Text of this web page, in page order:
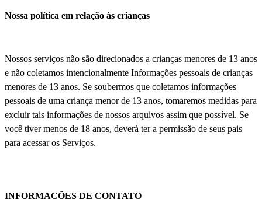
Nossa política em relação às crianças
Nossos serviços não são direcionados a crianças menores de 13 anos
e não coletamos intencionalmente Informações pessoais de crianças
menores de 13 anos. Se soubermos que coletamos informações
pessoais de uma criança menor de 13 anos, tomaremos medidas para
excluir tais informações de nossos arquivos assim que possível. Se
você tiver menos de 18 anos, deverá ter a permissão de seus pais
para acessar os Serviços.
INFORMAÇÕES DE CONTATO